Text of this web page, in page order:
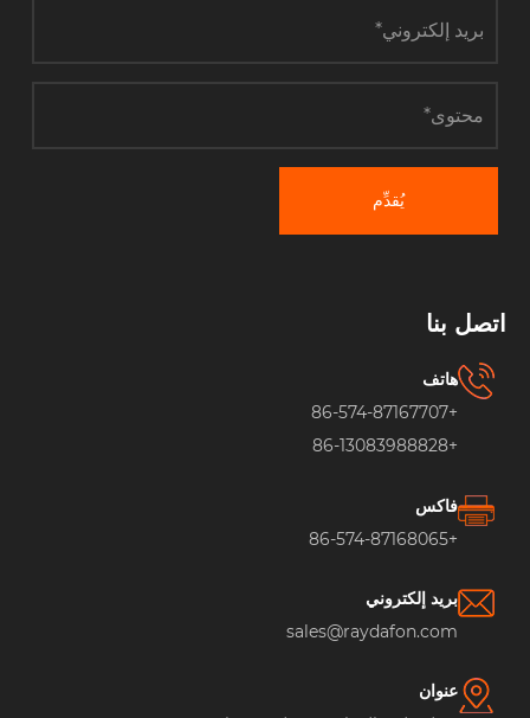
يُقدِّم
اتصل بنا
هاتف
+86-574-87167707
+86-13083988828
فاكس
+86-574-87168065
بريد إلكتروني
sales@raydafon.com
عنوان